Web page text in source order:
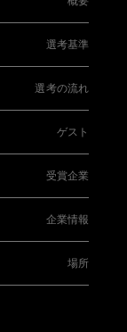
選考基準
選考の流れ
ゲスト
受賞企業
企業情報
場所